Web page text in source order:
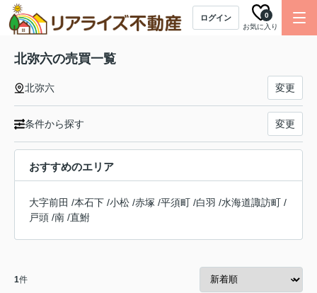
ログイン
お気に入り
0
北弥六の売買一覧
北弥六 変更
条件から探す 変更
おすすめのエリア
大字前田 /本石下 /小松 /赤塚 /平須町 /白羽 /水海道諏訪町 /
戸頭 /南 /直鮒
1件